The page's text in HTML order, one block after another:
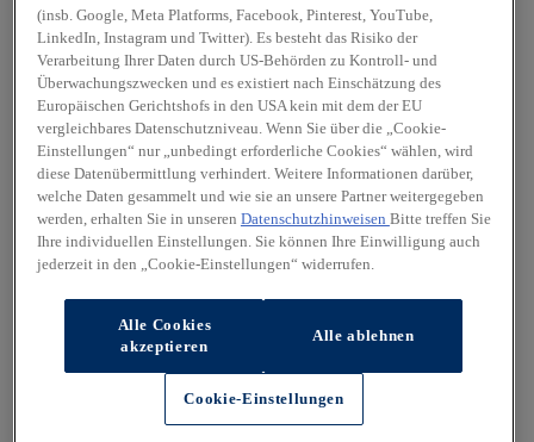
(insb. Google, Meta Platforms, Facebook, Pinterest, YouTube,
LinkedIn, Instagram und Twitter). Es besteht das Risiko der
Verarbeitung Ihrer Daten durch US-Behörden zu Kontroll- und
Überwachungszwecken und es existiert nach Einschätzung des
Europäischen Gerichtshofs in den USA kein mit dem der EU
vergleichbares Datenschutzniveau. Wenn Sie über die „Cookie-
Einstellungen“ nur „unbedingt erforderliche Cookies“ wählen, wird
diese Datenübermittlung verhindert. Weitere Informationen darüber,
welche Daten gesammelt und wie sie an unsere Partner weitergegeben
werden, erhalten Sie in unseren Datenschutzhinweisen Bitte treffen Sie
Ihre individuellen Einstellungen. Sie können Ihre Einwilligung auch
jederzeit in den „Cookie-Einstellungen“ widerrufen.
Alle Cookies
akzeptieren
Alle ablehnen
Cookie-Einstellungen